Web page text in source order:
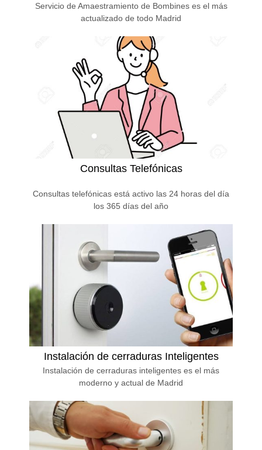
Servicio de Amaestramiento de Bombines es el más
actualizado de todo Madrid
Consultas Telefónicas
Consultas telefónicas está activo las 24 horas del día
los 365 días del año
Instalación de cerraduras Inteligentes
Instalación de cerraduras inteligentes es el más
moderno y actual de Madrid